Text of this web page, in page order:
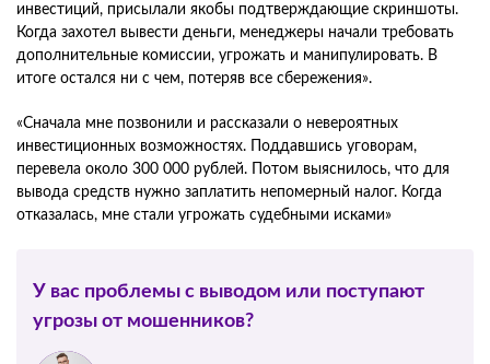
инвестиций, присылали якобы подтверждающие скриншоты.
Когда захотел вывести деньги, менеджеры начали требовать
дополнительные комиссии, угрожать и манипулировать. В
итоге остался ни с чем, потеряв все сбережения».
«Сначала мне позвонили и рассказали о невероятных
инвестиционных возможностях. Поддавшись уговорам,
перевела около 300 000 рублей. Потом выяснилось, что для
вывода средств нужно заплатить непомерный налог. Когда
отказалась, мне стали угрожать судебными исками»
У вас проблемы с выводом или поступают
угрозы от мошенников?